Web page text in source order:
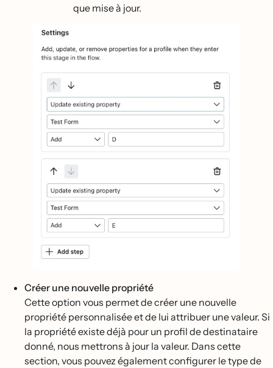
que mise à jour.
Créer une nouvelle propriété
Cette option vous permet de créer une nouvelle
propriété personnalisée et de lui attribuer une valeur. Si
la propriété existe déjà pour un profil de destinataire
donné, nous mettrons à jour la valeur. Dans cette
section, vous pouvez également configurer le type de